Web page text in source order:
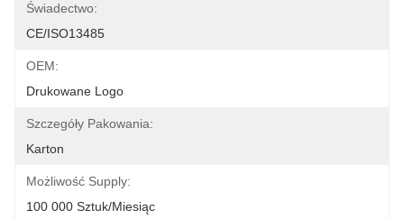
Świadectwo:
CE/ISO13485
OEM:
Drukowane Logo
Szczegóły Pakowania:
Karton
Możliwość Supply:
100 000 Sztuk/miesiąc